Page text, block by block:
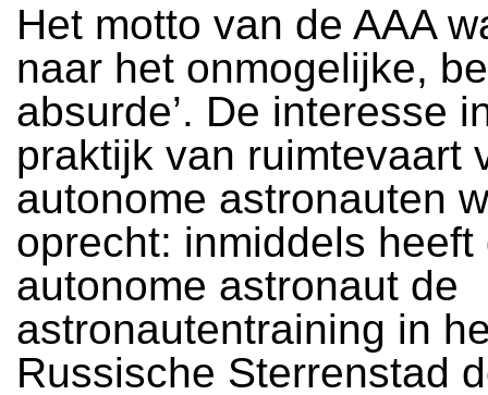
Het motto van de AAA
naar het onmogelijke,
absurde’. De interesse
praktijk van ruimtevaart
autonome astronauten
oprecht: inmiddels heeft
autonome astronaut de
astronautentraining in
Russische Sterrenstad